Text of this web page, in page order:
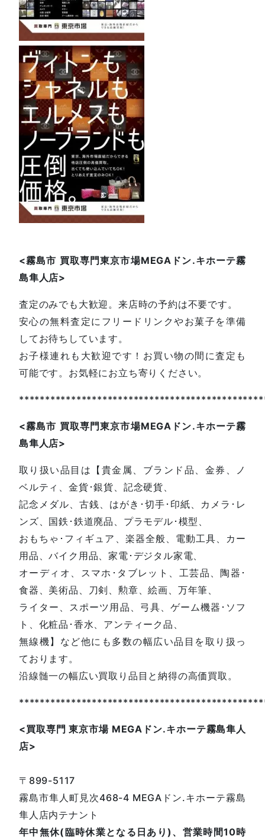
<霧島市 買取専門東京市場MEGA ドン.キホーテ霧
島隼人店>
査定のみでも大歓迎。来店時の予約は不要です。
安心の無料査定にフリードリンクやお菓子を準備
してお待ちしています。
お子様連れも大歓迎です！お買い物の間に査定も
可能です。お気軽にお立ち寄りください。
<霧島市 買取専門東京市場MEGA ドン.キホーテ霧
島隼人店>
取り扱い品目は【貴金属、ブランド品、金券、ノ
ベルティ、金貨･銀貨、記念硬貨、
記念メダル、古銭、はがき･切手･印紙、カメラ･レ
ンズ、国鉄･鉄道廃品、プラモデル･模型、
おもちゃ･フィギュア、楽器全般、電動工具、カー
用品、バイク用品、家電･デジタル家電、
オーディオ、スマホ･タブレット、工芸品、陶器･
食器、美術品、刀剣、勲章、絵画、万年筆、
ライター、スポーツ用品、弓具、ゲーム機器･ソフ
ト、化粧品･香水、アンティーク品、
無線機】など他にも多数の幅広い品目を取り扱っ
ております。
沿線髄一の幅広い買取り品目と納得の高価買取。
<買取専門 東京市場 MEGA ドン.キホーテ霧島隼人
店>
〒899-5117
霧島市隼人町見次468-4 MEGAドン.キホーテ霧島
隼人店内テナント
年中無休(臨時休業となる日あり)、営業時間10時